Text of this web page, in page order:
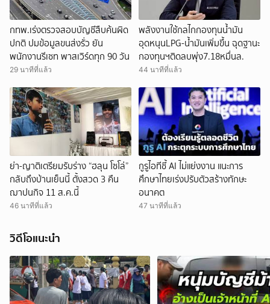
กทพ.เร่งตรวจสอบบัญชีสืบค้นผิด
ปกติ ปมข้อมูลขนส่งรั่ว ยัน
พนักงานรีเซท พาสเวิร์ดทุก 90 วัน
29 นาทีที่แล้ว
พลังงานใช้กลไกกองทุนน้ำมัน
อุดหนุนLPG-น้ำมันเพิ่มขึ้น ฉุดฐานะ
กองทุนฯติดลบพุ่ง7.18หมื่นล.
44 นาทีที่แล้ว
ย่า-ญาติเตรียมรับร่าง “ฮลุน โซโล่”
กลับถึงบ้านเย็นนี้ ตั้งสวด 3 คืน
ฌาปนกิจ 11 ส.ค.นี้
46 นาทีที่แล้ว
กูรูไอทีชี้ AI ไม่แย่งงาน แนะการ
ศึกษาไทยเร่งปรับตัวสร้างทักษะ
อนาคต
47 นาทีที่แล้ว
วิดีโอแนะนำ